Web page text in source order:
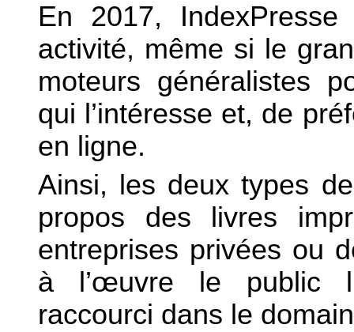
En 2017,
activité, même si le
moteurs généralistes
qui l’intéresse et, de
en ligne.
Ainsi, les deux types
propos des livres
entreprises privées ou
à l’œuvre le public
raccourci dans le